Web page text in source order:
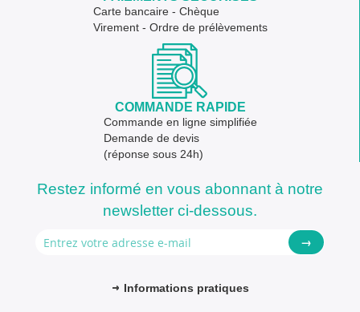
Carte bancaire - Chèque
Virement - Ordre de prélèvements
COMMANDE RAPIDE
Commande en ligne simplifiée
Demande de devis
(réponse sous 24h)
Restez informé en vous abonnant à notre
newsletter ci-dessous.
→
Informations pratiques